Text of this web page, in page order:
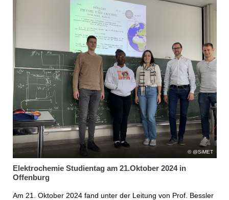
@SiMET
Elektrochemie Studientag am 21.Oktober 2024 in
Offenburg
Am 21. Oktober 2024 fand unter der Leitung von Prof. Bessler